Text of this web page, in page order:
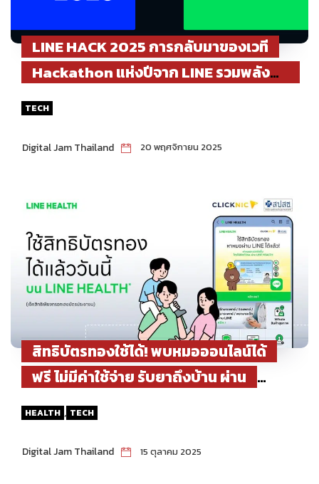
LINE HACK 2025 การกลับมาของเวที
Hackathon แห่งปีจาก LINE รวมพลังนัก
พัฒนาไทยสร้างนวัตกรรมเพื่อสังคม
TECH
Digital Jam Thailand 20 พฤศจิกายน 2025
สิทธิบัตรทองใช้ได้! พบหมอออนไลน์ได้
ฟรี ไม่มีค่าใช้จ่าย รับยาถึงบ้าน ผ่าน
Clicknic บน LINE HEALTH
HEALTH , TECH
Digital Jam Thailand 15 ตุลาคม 2025